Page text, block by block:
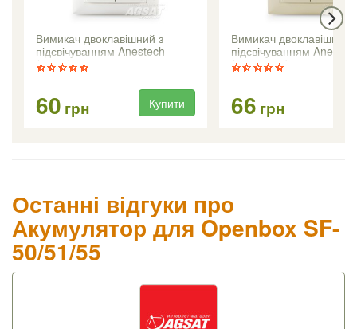
Вимикач двоклавішний з
підсвічуванням Anestech
(білий)
60 грн Купити
Вимикач двоклавішний
підсвічуванням
(кремовий)
66 грн
Останні відгуки про
Акумулятор для Openbox SF-
50/51/55